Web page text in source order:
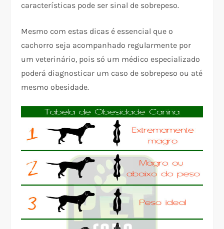
características pode ser sinal de sobrepeso.
Mesmo com estas dicas é essencial que o
cachorro seja acompanhado regularmente por
um veterinário, pois só um médico especializado
poderá diagnosticar um caso de sobrepeso ou até
mesmo obesidade.